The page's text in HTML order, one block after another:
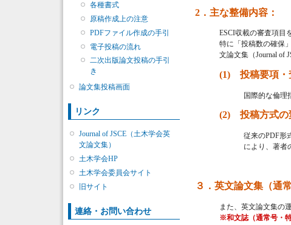
各種書式
原稿作成上の注意
PDFファイル作成の手引
電子投稿の流れ
二次出版論文投稿の手引
き
論文集投稿画面
リンク
Journal of JSCE（土木学会英
文論文集）
土木学会HP
土木学会委員会サイト
旧サイト
連絡・お問い合わせ
2．主な整備内容：
ESCI収載の審査項目
特に「投稿数の確保
文論文集（Journal of
(1) 投稿要項・
国際的な倫理
(2) 投稿方式の
従来のPDF形
により、著者
３．英文論文集（通
また、英文論文集の
※和文誌（通常号・